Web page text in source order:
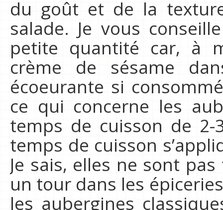
du goût et de la
salade. Je vous
petite quantité car, à
crème de sésame
écoeurante si
ce qui concerne les
temps de cuisson de
temps de cuisson
Je sais, elles ne sont
un tour dans les
les aubergines